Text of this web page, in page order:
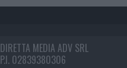
DIRETTA MEDIA ADV SRL
P.I. 02839380306